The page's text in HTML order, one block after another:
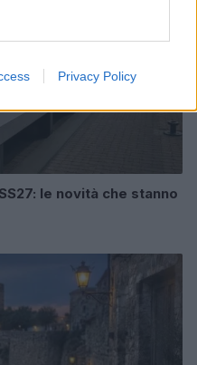
Privacy Policy
le novità che stanno